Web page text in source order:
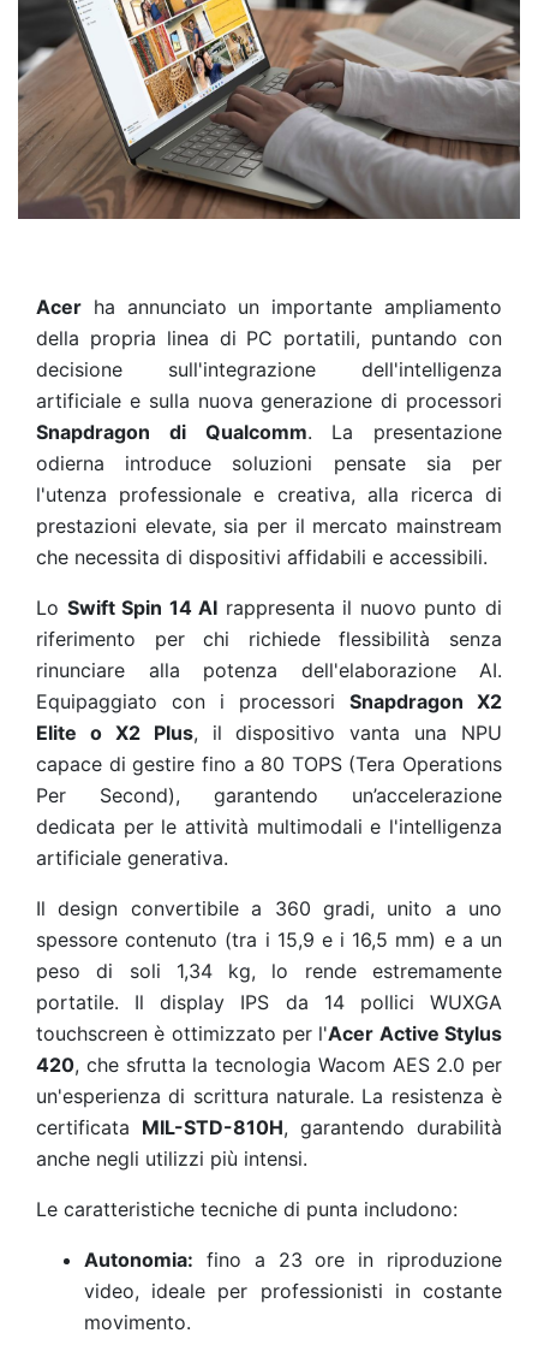
Acer ha annunciato un importante ampliamento
della propria linea di PC portatili, puntando con
decisione sull'integrazione dell'intelligenza
artificiale e sulla nuova generazione di processori
Snapdragon di Qualcomm. La presentazione
odierna introduce soluzioni pensate sia per
l'utenza professionale e creativa, alla ricerca di
prestazioni elevate, sia per il mercato mainstream
che necessita di dispositivi affidabili e accessibili.
Lo Swift Spin 14 AI rappresenta il nuovo punto di
riferimento per chi richiede flessibilità senza
rinunciare alla potenza dell'elaborazione AI.
Equipaggiato con i processori Snapdragon X2
Elite o X2 Plus, il dispositivo vanta una NPU
capace di gestire fino a 80 TOPS (Tera Operations
Per Second), garantendo un’accelerazione
dedicata per le attività multimodali e l'intelligenza
artificiale generativa.
Il design convertibile a 360 gradi, unito a uno
spessore contenuto (tra i 15,9 e i 16,5 mm) e a un
peso di soli 1,34 kg, lo rende estremamente
portatile. Il display IPS da 14 pollici WUXGA
touchscreen è ottimizzato per l'Acer Active Stylus
420, che sfrutta la tecnologia Wacom AES 2.0 per
un'esperienza di scrittura naturale. La resistenza è
certificata MIL-STD-810H, garantendo durabilità
anche negli utilizzi più intensi.
Le caratteristiche tecniche di punta includono:
Autonomia: fino a 23 ore in riproduzione
video, ideale per professionisti in costante
movimento.